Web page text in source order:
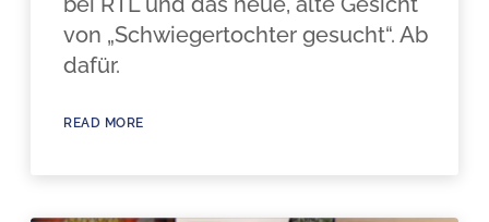
von „Schwiegertochter gesucht“. Ab
dafür.
READ MORE